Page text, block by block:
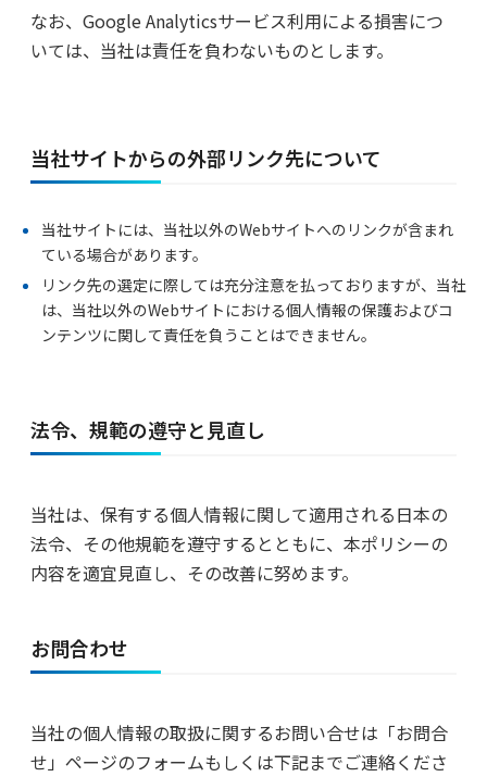
なお、Google Analyticsサービス利用による損害につ
いては、当社は責任を負わないものとします。
当社サイトからの外部リンク先について
当社サイトには、当社以外のWebサイトへのリンクが含まれ
ている場合があります。
リンク先の選定に際しては充分注意を払っておりますが、当社
は、当社以外のWebサイトにおける個人情報の保護およびコ
ンテンツに関して責任を負うことはできません。
法令、規範の遵守と見直し
当社は、保有する個人情報に関して適用される日本の
法令、その他規範を遵守するとともに、本ポリシーの
内容を適宜見直し、その改善に努めます。
お問合わせ
当社の個人情報の取扱に関するお問い合せは「お問合
せ」ページのフォームもしくは下記までご連絡くださ